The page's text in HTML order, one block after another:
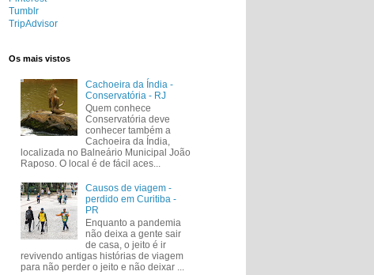
Tumblr
TripAdvisor
Os mais vistos
Cachoeira da Índia -
Conservatória - RJ
Quem conhece
Conservatória deve
conhecer também a
Cachoeira da Índia,
localizada no Balneário Municipal João
Raposo. O local é de fácil aces...
Causos de viagem -
perdido em Curitiba -
PR
Enquanto a pandemia
não deixa a gente sair
de casa, o jeito é ir
revivendo antigas histórias de viagem
para não perder o jeito e não deixar ...